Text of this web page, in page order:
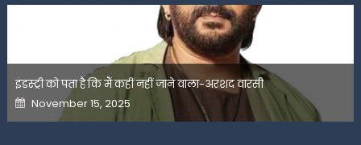
इंडस्ट्री को पता है कि मैं कहीं नहीं जाने वाला-अरशद वारसी
Posted
on
November 15, 2025